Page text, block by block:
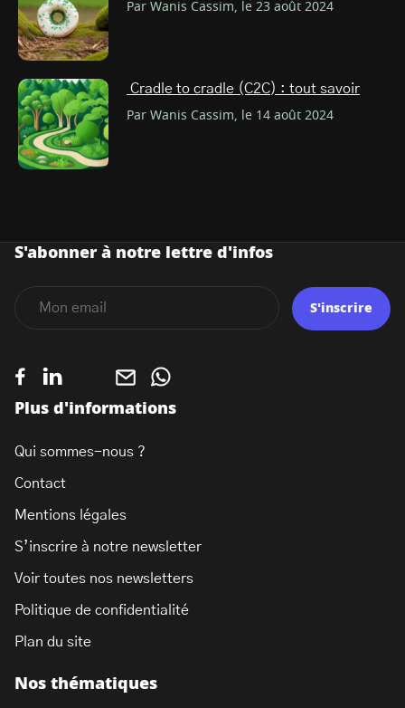
Par Wanis Cassim, le 23 août 2024
Cradle to cradle (C2C) : tout savoir
Par Wanis Cassim, le 14 août 2024
Nos thématiques
Plus d'informations
Qui sommes-nous ?
Contact
Mentions légales
S’inscrire à notre newsletter
Voir toutes nos newsletters
Politique de confidentialité
Plan du site
S'abonner à notre lettre d'infos
S'inscrire